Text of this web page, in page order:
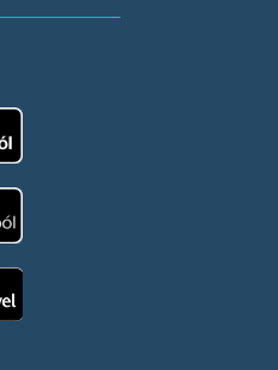
App Store
Google Play
Huawei app gallery